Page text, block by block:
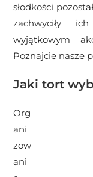
słodkości
zachwyciły
wyjątkowym
Poznajcie nasze
Jaki tort
Org
ani
zow
ani